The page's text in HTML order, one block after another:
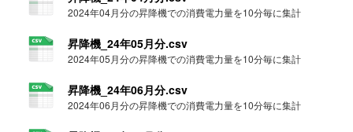
2024年04月分の昇降機での消費電力量を10分毎に集計
昇降機_24年05月分.csv
2024年05月分の昇降機での消費電力量を10分毎に集計
昇降機_24年06月分.csv
2024年06月分の昇降機での消費電力量を10分毎に集計